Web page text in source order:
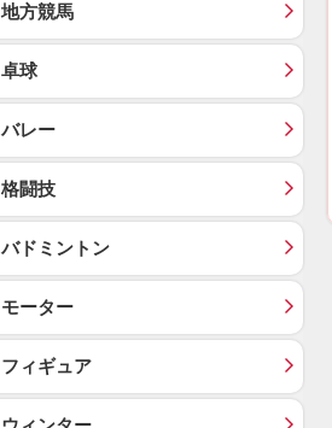
地方競馬
卓球
バレー
格闘技
バドミントン
モーター
フィギュア